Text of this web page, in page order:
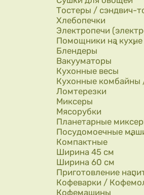
Тостеры / сэндвич-
Хлебопечки
Электропечи
Помощники на кухне
Блендеры
Вакууматоры
Кухонные весы
Кухонные комбайны
Ломтерезки
Миксеры
Мясорубки
Планетарные
Посудомоечные
Компактные
Ширина 45 см
Ширина 60 см
Приготовление
Кофеварки /
Кофемашины